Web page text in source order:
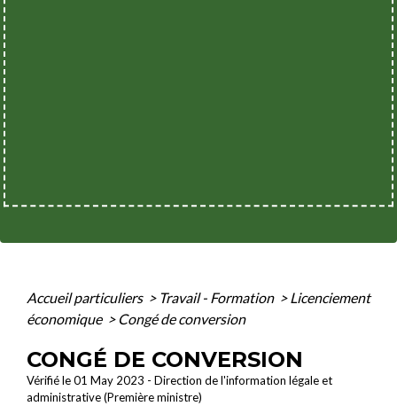
Accueil particuliers > Travail - Formation > Licenciement
économique > Congé de conversion
CONGÉ DE CONVERSION
Vérifié le 01 May 2023 - Direction de l'information légale et
administrative (Première ministre)